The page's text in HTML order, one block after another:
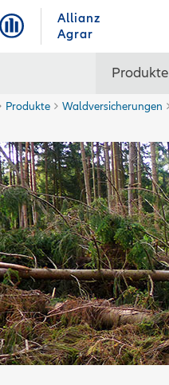
Allianz
Agrar
Produkte
Produkte Waldversicherungen